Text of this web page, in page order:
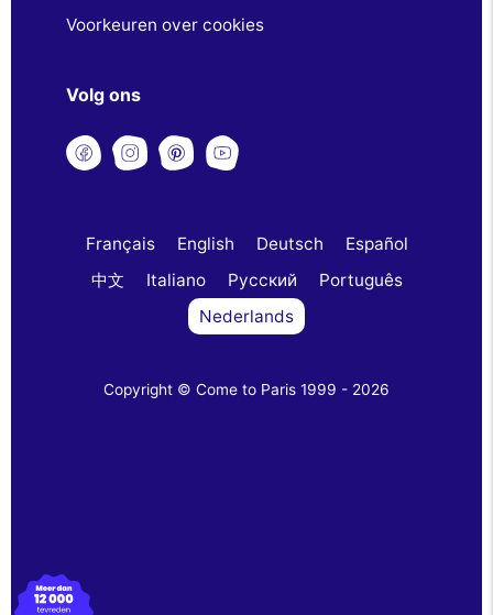
Voorkeuren over cookies
Volg ons
Français English Deutsch
Español
中文
Italiano Русский
Português
Nederlands
Copyright © Come to Paris 1999 - 2026